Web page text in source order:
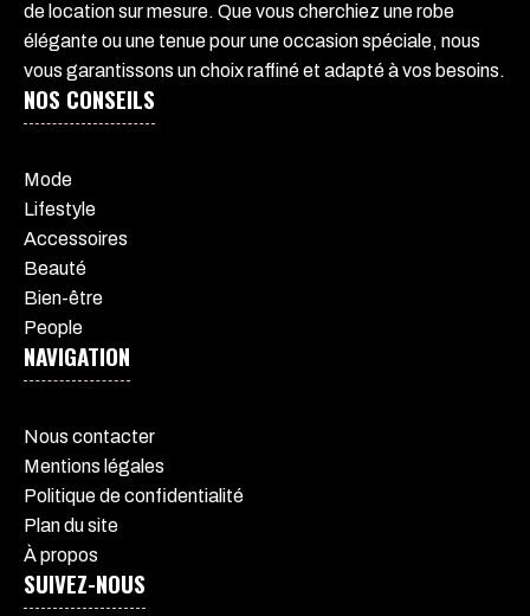
de location sur mesure. Que vous cherchiez une robe
élégante ou une tenue pour une occasion spéciale, nous
vous garantissons un choix raffiné et adapté à vos besoins.
NOS CONSEILS
Mode
Lifestyle
Accessoires
Beauté
Bien-être
People
NAVIGATION
Nous contacter
Mentions légales
Politique de confidentialité
Plan du site
À propos
SUIVEZ-NOUS